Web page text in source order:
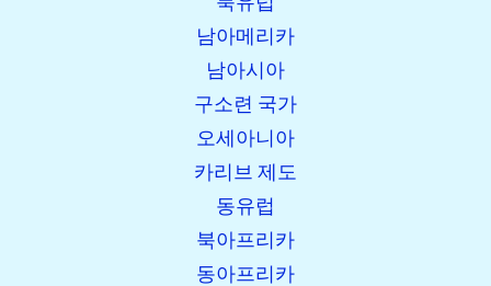
남아메리카
남아시아
구소련 국가
오세아니아
카리브 제도
동유럽
북아프리카
동아프리카